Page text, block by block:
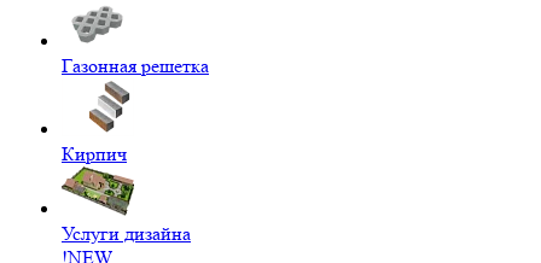
Газонная решетка
Кирпич
Услуги дизайна
!NEW